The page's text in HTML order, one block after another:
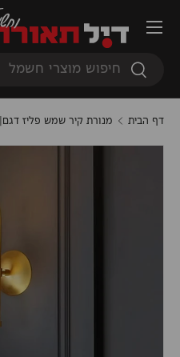
חיפוש
חיפוש
תפריט
דף הבית מנורת קיר שמש פליז דגם| B